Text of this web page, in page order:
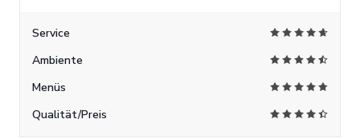
Service
Ambiente
Menüs
Qualität/Preis